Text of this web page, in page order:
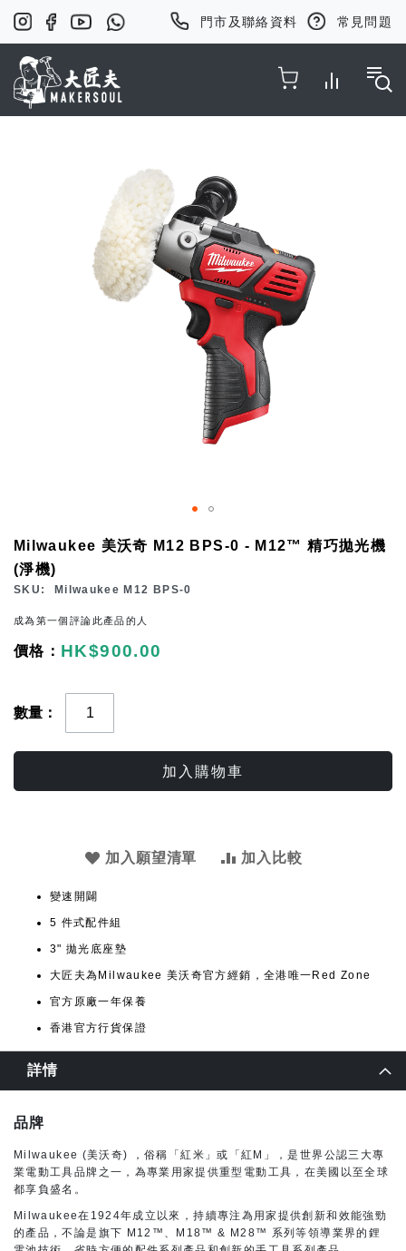
門市及聯絡資料 常見問題
Milwaukee 美沃奇 M12 BPS-0 - M12™ 精巧拋光機
(淨機)
SKU Milwaukee M12 BPS-0
成為第一個評論此產品的人
HK$900.00
數量
加入購物車
加入願望清單 加入比較
變速開闢
5 件式配件組
3" 拋光底座墊
大匠夫為Milwaukee 美沃奇官方經銷，全港唯一Red Zone
官方原廠一年保養
香港官方行貨保證
the
of
the
詳情
品牌
Milwaukee (美沃奇) ，俗稱「紅米」或「紅M」，是世界公認三大專
業電動工具品牌之一，為專業用家提供重型電動工具，在美國以至全球
都享負盛名。
Milwaukee在1924年成立以來，持續專注為用家提供創新和效能強勁
的產品，不論是旗下 M12™、M18™ & M28™ 系列等領導業界的鋰